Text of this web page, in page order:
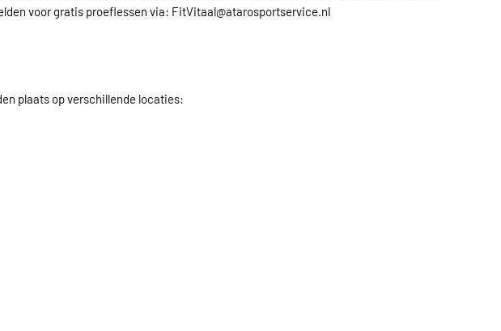
voor gratis proeflessen via: FitVitaal@atarosportservice.nl
plaats op verschillende locaties: